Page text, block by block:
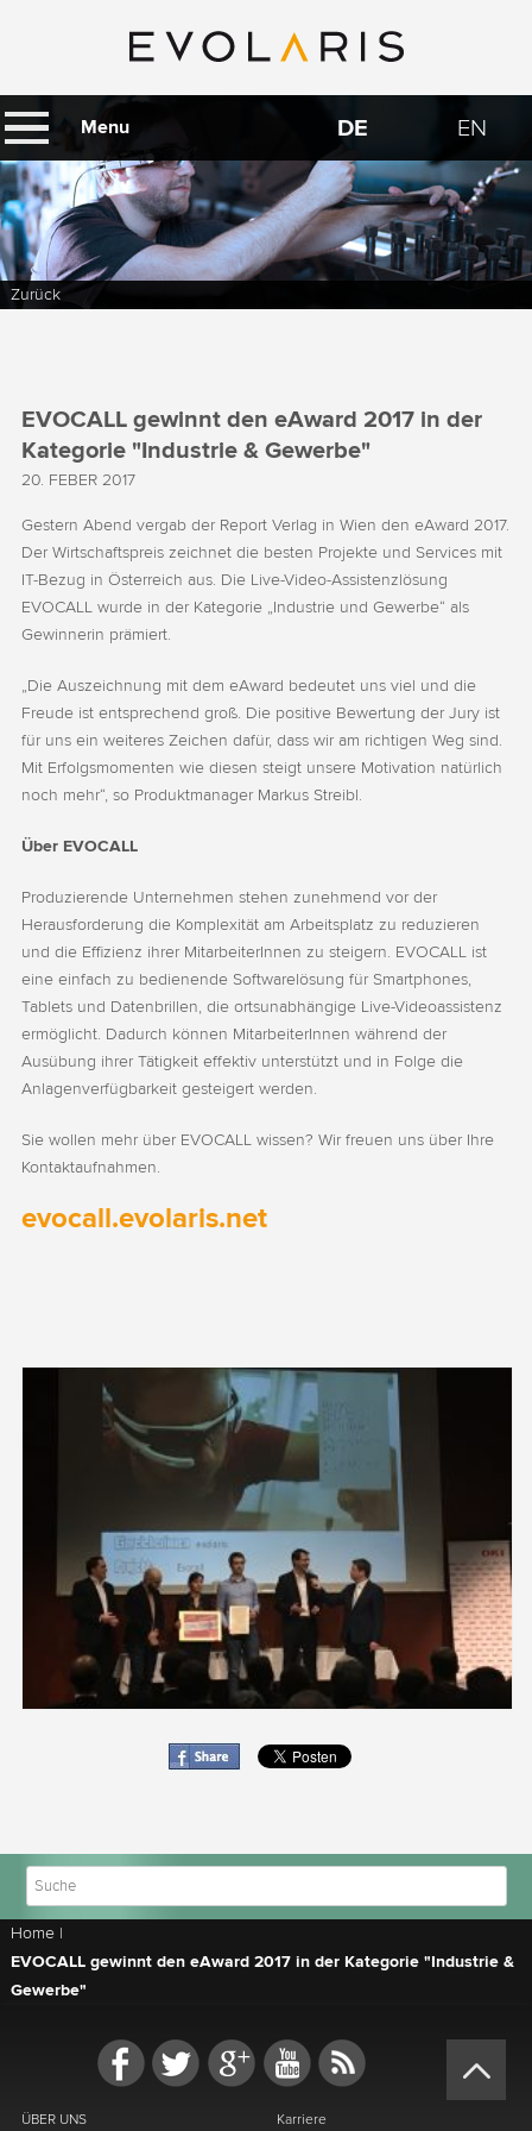
DE EN
Menu
Zurück
EVOCALL gewinnt den eAward 2017 in der
Kategorie "Industrie & Gewerbe"
20. FEBER 2017
Gestern Abend vergab der Report Verlag in Wien den eAward 2017.
Der Wirtschaftspreis zeichnet die besten Projekte und Services mit
IT-Bezug in Österreich aus. Die Live-Video-Assistenzlösung
EVOCALL wurde in der Kategorie „Industrie und Gewerbe“ als
Gewinnerin prämiert.
„Die Auszeichnung mit dem eAward bedeutet uns viel und die
Freude ist entsprechend groß. Die positive Bewertung der Jury ist
für uns ein weiteres Zeichen dafür, dass wir am richtigen Weg sind.
Mit Erfolgsmomenten wie diesen steigt unsere Motivation natürlich
noch mehr“, so Produktmanager Markus Streibl.
Über EVOCALL
Produzierende Unternehmen stehen zunehmend vor der
Herausforderung die Komplexität am Arbeitsplatz zu reduzieren
und die Effizienz ihrer MitarbeiterInnen zu steigern. EVOCALL ist
eine einfach zu bedienende Softwarelösung für Smartphones,
Tablets und Datenbrillen, die ortsunabhängige Live-Videoassistenz
ermöglicht. Dadurch können MitarbeiterInnen während der
Ausübung ihrer Tätigkeit effektiv unterstützt und in Folge die
Anlagenverfügbarkeit gesteigert werden.
Sie wollen mehr über EVOCALL wissen? Wir freuen uns über Ihre
Kontaktaufnahmen.
evocall.evolaris.net
Home|
EVOCALL gewinnt den eAward 2017 in der Kategorie "Industrie &
Gewerbe"
ÜBER UNS Karriere